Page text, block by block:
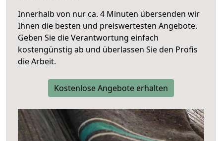
Innerhalb von nur ca. 4 Minuten übersenden wir
Ihnen die besten und preiswertesten Angebote.
Geben Sie die Verantwortung einfach
kostengünstig ab und überlassen Sie den Profis
die Arbeit.
Kostenlose Angebote erhalten